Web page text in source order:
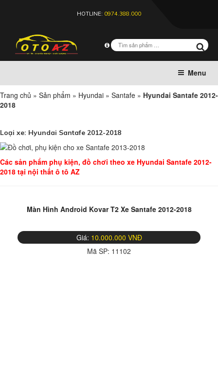
HOTLINE: 0974.388.000
Menu
Trang chủ » Sản phẩm » Hyundai » Santafe » Hyundai Santafe 2012-
2018
Loại xe: Hyundai Santafe 2012-2018
Các sản phẩm phụ kiện, đồ chơi theo xe Hyundai Santafe 2012-
2018 tại nội thất ô tô AZ
Màn Hình Android Kovar T2 Xe Santafe 2012-2018
Giá: 10.000.000 VNĐ
Mã SP: 11102